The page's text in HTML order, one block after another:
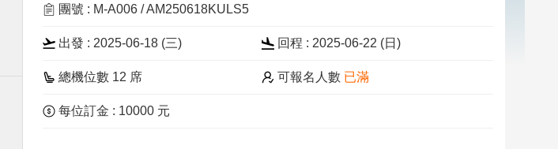
團號 : M-A006 / AM250618KULS5
出發 : 2025-06-18 (三) 回程 : 2025-06-22 (日 )
總機位數 12 席 可報名人數 已滿
每位訂金 : 10000 元